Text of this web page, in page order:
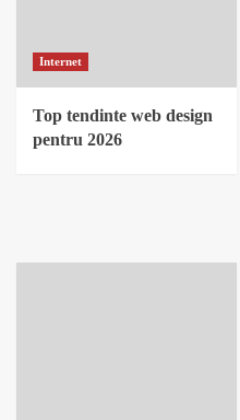
Internet
Top tendinte web design
pentru 2026